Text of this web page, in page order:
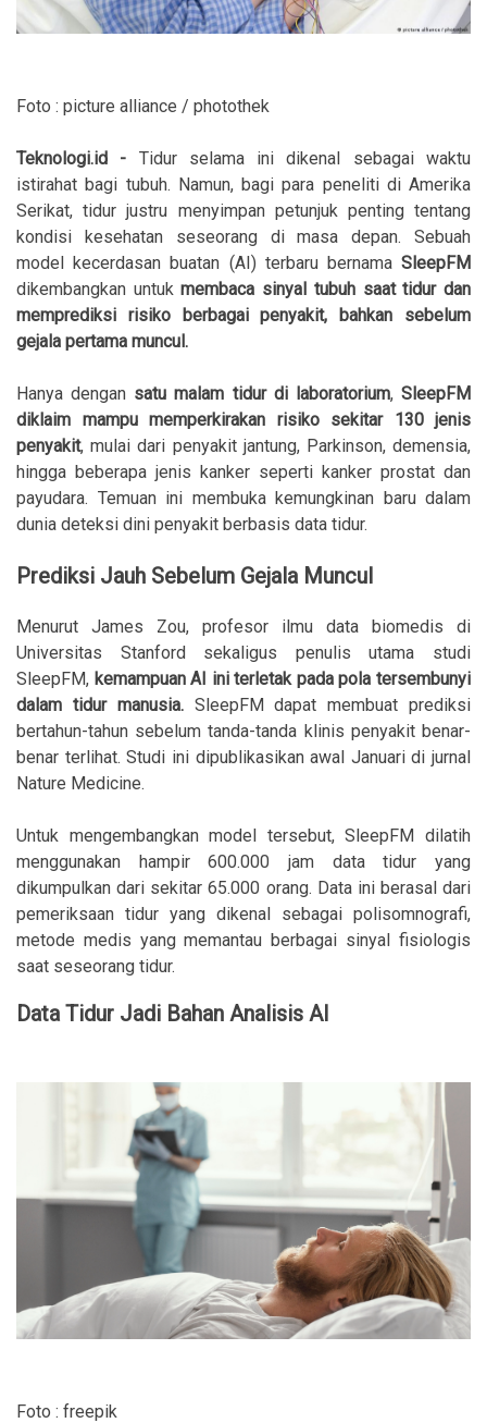
Foto : picture alliance / photothek
Teknologi.id - Tidur selama ini dikenal sebagai waktu
istirahat bagi tubuh. Namun, bagi para peneliti di Amerika
Serikat, tidur justru menyimpan petunjuk penting tentang
kondisi kesehatan seseorang di masa depan. Sebuah
model kecerdasan buatan (AI) terbaru bernama SleepFM
dikembangkan untukmembaca sinyal tubuh saat tidur dan
memprediksi risiko berbagai penyakit, bahkan sebelum
gejala pertama muncul.
Hanya dengan satu malam tidur di laboratorium,SleepFM
diklaim mampu memperkirakan risiko sekitar 130 jenis
penyakit, mulai dari penyakit jantung, Parkinson, demensia,
hingga beberapa jenis kanker seperti kanker prostat dan
payudara. Temuan ini membuka kemungkinan baru dalam
dunia deteksi dini penyakit berbasis data tidur.
Prediksi Jauh Sebelum Gejala Muncul
Menurut James Zou, profesor ilmu data biomedis di
Universitas Stanford sekaligus penulis utama studi
SleepFM, kemampuan AI ini terletak pada pola tersembunyi
dalam tidur manusia.SleepFM dapat membuat prediksi
bertahun-tahun sebelum tanda-tanda klinis penyakit benar-
benar terlihat. Studi ini dipublikasikan awal Januari di jurnal
Nature Medicine.
Untuk mengembangkan model tersebut, SleepFM dilatih
menggunakan hampir 600.000 jam data tidur yang
dikumpulkan dari sekitar 65.000 orang. Data ini berasal dari
pemeriksaan tidur yang dikenal sebagai polisomnografi,
metode medis yang memantau berbagai sinyal fisiologis
saat seseorang tidur.
Data Tidur Jadi Bahan Analisis AI
Foto : freepik